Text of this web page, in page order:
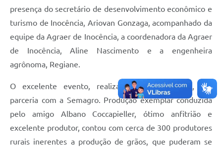
presença do secretário de desenvolvimento econômico e
turismo de Inocência, Ariovan Gonzaga, acompanhado da
equipe da Agraer de Inocência, a coordenadora da Agraer
de Inocência, Aline Nascimento e a engenheira
agrônoma, Regiane.
O excelente evento, realizado pela prefeitura, em
parceria com a Semagro. Produção exemplar conduzida
pelo amigo Albano Coccapieller, ótimo anfitrião e
excelente produtor, contou com cerca de 300 produtores
rurais inerentes a produção de grãos, que puderam se